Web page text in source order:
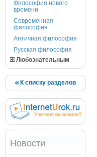
Философия нового
времени
Современная
философия
Античная философия
Русская философия
Любознательным
К списку разделов
Новости